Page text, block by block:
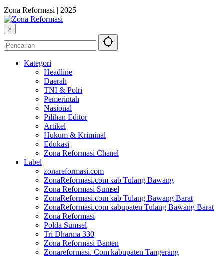
Zona Reformasi | 2025
×
Kategori
Headline
Daerah
TNI & Polri
Pemerintah
Nasional
Pilihan Editor
Artikel
Hukum & Kriminal
Edukasi
Zona Reformasi Chanel
Label
zonareformasi.com
ZonaReformasi.com kab Tulang Bawang
Zona Reformasi Sumsel
ZonaReformasi.com kab Tulang Bawang Barat
ZonaReformasi.com kabupaten Tulang Bawang Barat
Zona Reformasi
Polda Sumsel
Tri Dharma 330
Zona Reformasi Banten
Zonareformasi. Com kabupaten Tangerang